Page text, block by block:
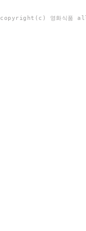
copyright(c) 영화식품